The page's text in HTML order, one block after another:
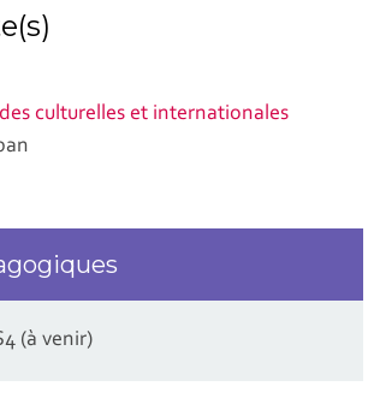
culturelles et internationales
(à venir)